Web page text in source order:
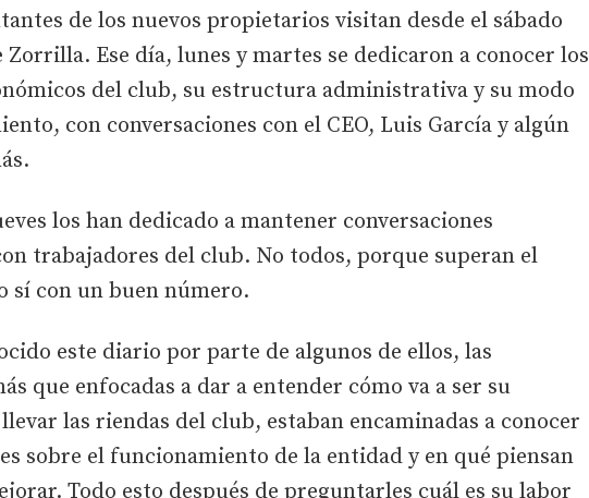
de los nuevos propietarios visitan desde el sábado
Zorrilla. Ese día, lunes y martes se dedicaron a conocer los
del club, su estructura administrativa y su modo
con conversaciones con el CEO, Luis García y algún
los han dedicado a mantener conversaciones
trabajadores del club. No todos, porque superan el
sí con un buen número.
este diario por parte de algunos de ellos, las
que enfocadas a dar a entender cómo va a ser su
las riendas del club, estaban encaminadas a conocer
sobre el funcionamiento de la entidad y en qué piensan
Todo esto después de preguntarles cuál es su labor